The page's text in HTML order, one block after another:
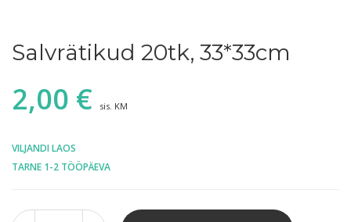
Salvrätikud 20tk, 33*33cm
2,00 € sis. KM
VILJANDI LAOS
TARNE 1-2 TÖÖPÄEVA